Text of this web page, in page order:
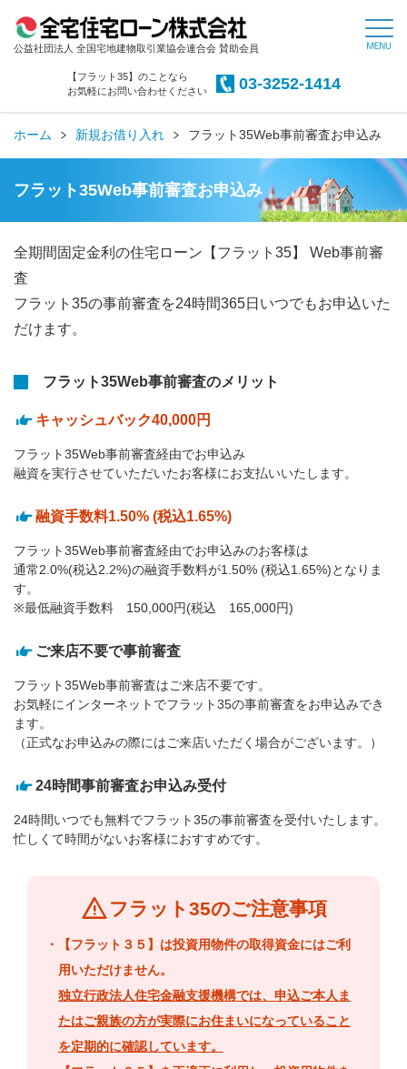
公益社団法人 全国宅地建物取引業協会連合会 賛助会員
【フラット35】のことなら
お気軽にお問い合わせください
03-3252-1414
ホーム 新規お借り入れ フラット35Web事前審査お申込み
フラット35Web事前審査お申込み
全期間固定金利の住宅ローン【フラット35】 Web事前審
査
フラット35の事前審査を24時間365日いつでもお申込いた
だけます。
フラット35Web事前審査のメリット
キャッシュバック40,000円
フラット35Web事前審査経由でお申込み
融資を実行させていただいたお客様にお支払いいたします。
融資手数料1.50% (税込1.65%)
フラット35Web事前審査経由でお申込みのお客様は
通常2.0%(税込2.2%)の融資手数料が1.50% (税込1.65%)となりま
す。
※最低融資手数料 150,000円(税込 165,000円)
ご来店不要で事前審査
フラット35Web事前審査はご来店不要です。
お気軽にインターネットでフラット35の事前審査をお申込みでき
ます。
（正式なお申込みの際にはご来店いただく場合がございます。）
24時間事前審査お申込み受付
24時間いつでも無料でフラット35の事前審査を受付いたします。
忙しくて時間がないお客様におすすめです。
warningフラット35のご注意事項
・【フラット３５】は投資用物件の取得資金にはご利
用いただけません。
独立行政法人住宅金融支援機構では、申込ご本人ま
たはご親族の方が実際にお住まいになっていること
を定期的に確認しています。